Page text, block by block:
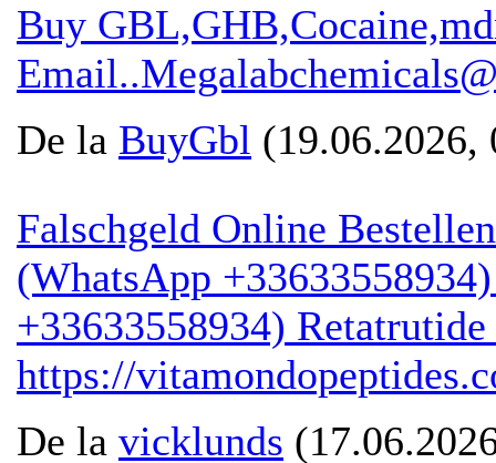
Buy
De la BuyGbl (19.06.2026,
Falschgeld Online
(WhatsApp
+33633558934)
https://
De la vicklunds